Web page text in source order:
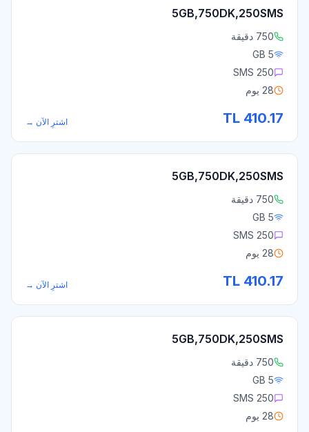
5GB,750DK,250SMS
750 دقيقة
5 GB
250 SMS
28 يوم
410.17 اشترِ الآن →
5GB,750DK,250SMS
750 دقيقة
5 GB
250 SMS
28 يوم
410.17 اشترِ الآن →
5GB,750DK,250SMS
750 دقيقة
5 GB
250 SMS
28 يوم